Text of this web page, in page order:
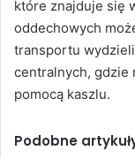
które znajduje się
oddechowych
transportu
centralnych, gdzie
pomocą kaszlu.
Podobne